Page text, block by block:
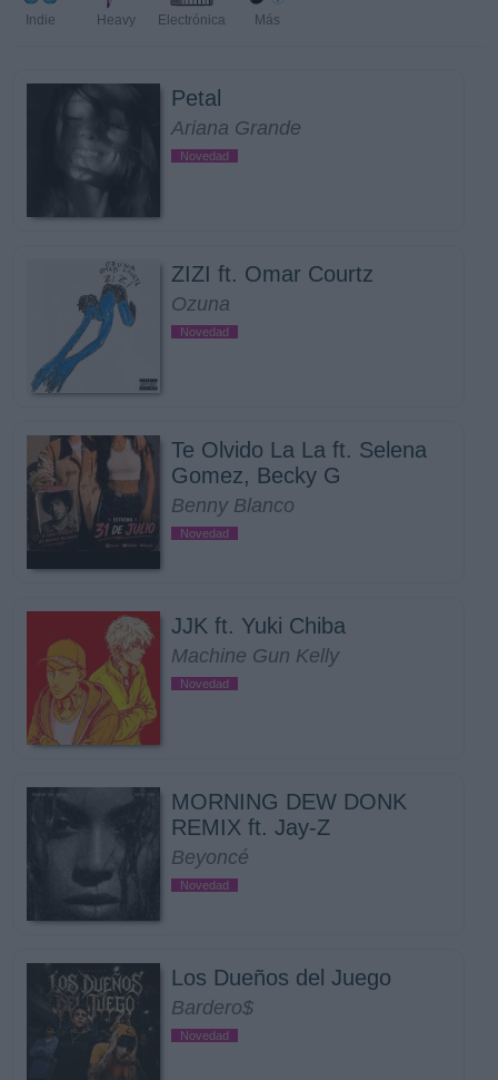
Indie Heavy Electrónica Más
Petal
Ariana Grande
Novedad
ZIZI ft. Omar Courtz
Ozuna
Novedad
Te Olvido La La ft. Selena
Gomez, Becky G
Benny Blanco
Novedad
JJK ft. Yuki Chiba
Machine Gun Kelly
Novedad
MORNING DEW DONK
REMIX ft. Jay-Z
Beyoncé
Novedad
Los Dueños del Juego
Bardero$
Novedad